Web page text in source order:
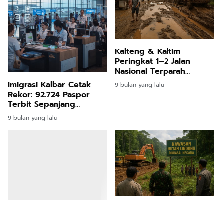
Imigrasi Kalbar Cetak
Rekor: 92.724 Paspor
Terbit Sepanjang
Januari-Oktober 2025,
Didukung Inovasi Digital
9 bulan yang lalu
Kalteng & Kaltim
Peringkat 1–2 Jalan
Nasional Terparah
Rusaknya di Indonesia
9 bulan yang lalu